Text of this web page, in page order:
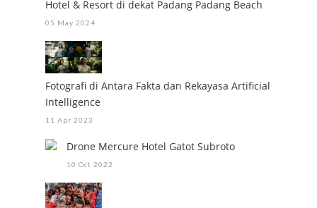
Hotel & Resort di dekat Padang Padang Beach
05 May 2024
Fotografi di Antara Fakta dan Rekayasa Artificial
Intelligence
11 Apr 2023
Drone Mercure Hotel Gatot Subroto
10 Oct 2022